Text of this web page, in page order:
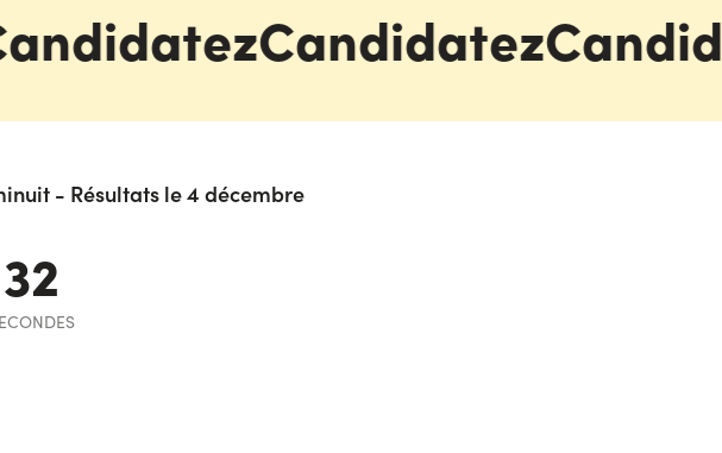
Candidatez
- Résultats le 4 décembre
32